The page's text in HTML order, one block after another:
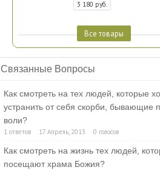
3 180 руб.
Все товары
Связанные Вопросы
Как смотреть на тех людей, которые
устранить от себя скорби, бывающие
воли?
1 ответов 17 Апрель, 2013 0 голосов
Как смотреть на жизнь тех людей,
посещают храма Божия?